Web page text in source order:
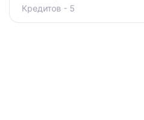
Кредитов - 5